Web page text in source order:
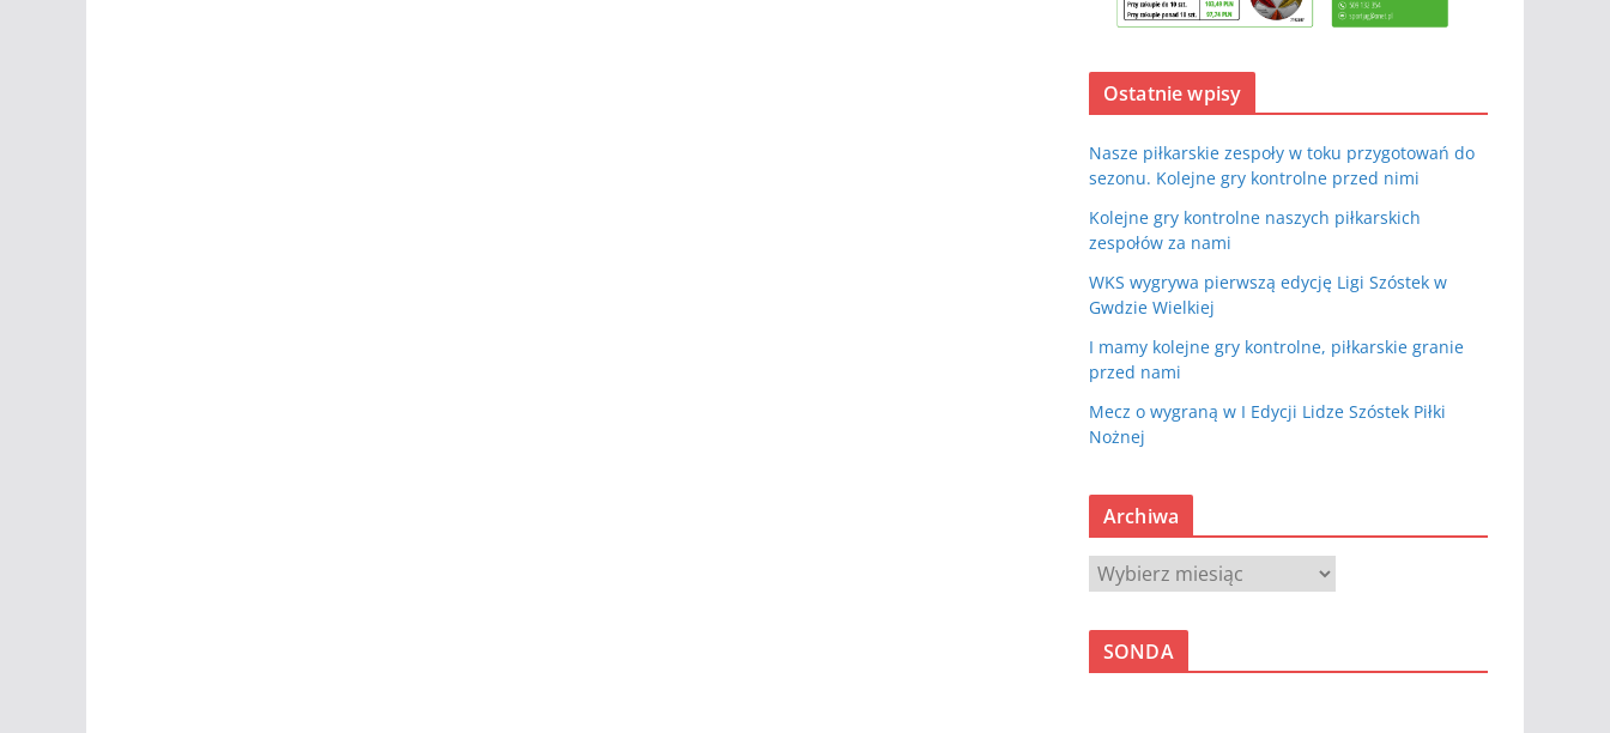
Ostatnie wpisy
Nasze piłkarskie zespoły w toku przygotowań do
sezonu. Kolejne gry kontrolne przed nimi
Kolejne gry kontrolne naszych piłkarskich
zespołów za nami
WKS wygrywa pierwszą edycję Ligi Szóstek w
Gwdzie Wielkiej
I mamy kolejne gry kontrolne, piłkarskie granie
przed nami
Mecz o wygraną w I Edycji Lidze Szóstek Piłki
Nożnej
Archiwa
A
c
SONDA